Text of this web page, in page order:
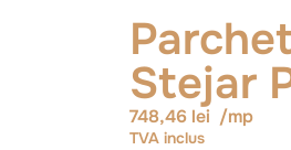
Stejar
748,46 lei /mp
TVA inclus